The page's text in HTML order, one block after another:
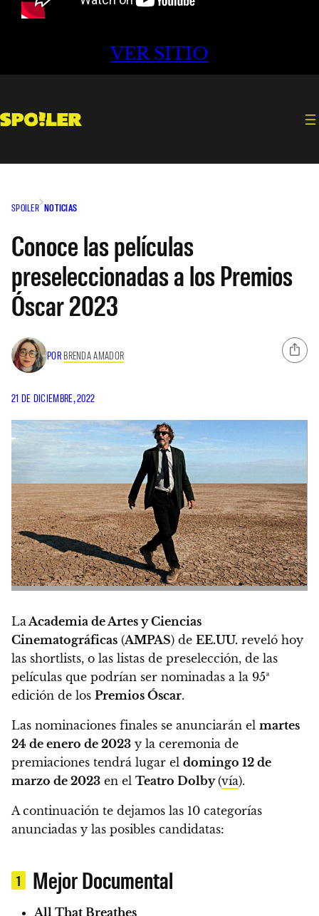
VER SITIO
SPOILER NOTICIAS
Conoce las películas
preseleccionadas a los Premios
Óscar 2023
POR BRENDA AMADOR
21 DE DICIEMBRE, 2022
LaAcademia de Artes y Ciencias
Cinematográficas (AMPAS) de EE.UU. reveló hoy
las shortlists, o las listas de preselección, de las
películas que podrían ser nominadas a la 95ª
edición de los Premios Óscar.
Las nominaciones finales se anunciarán el martes
24 de enero de 2023 y la ceremonia de
premiaciones tendrá lugar el domingo 12 de
marzo de 2023 en el Teatro Dolby(vía).
A continuación te dejamos las 10 categorías
anunciadas y las posibles candidatas:
1 Mejor Documental
All That Breathes